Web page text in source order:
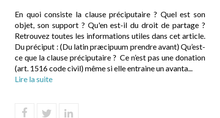
En quoi consiste la clause préciputaire ? Quel est son
objet, son support ? Qu'en est-il du droit de partage ?
Retrouvez toutes les informations utiles dans cet article.
Du préciput : (Du latin præcipuum prendre avant) Qu’est-
ce que la clause préciputaire ? Ce n’est pas une donation
(art. 1516 code civil) même si elle entraine un avanta...
Lire la suite